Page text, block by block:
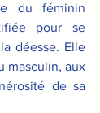
du féminin
pour se
déesse. Elle
masculin, aux
de sa